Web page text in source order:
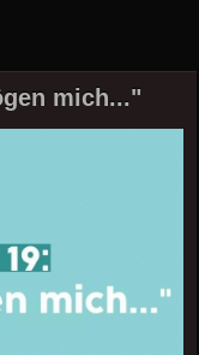
mich..."